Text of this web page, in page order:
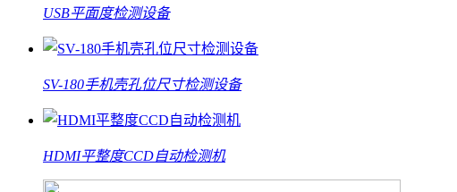
USB平面度检测设备
SV-180手机壳孔位尺寸检测设备
HDMI平整度CCD自动检测机